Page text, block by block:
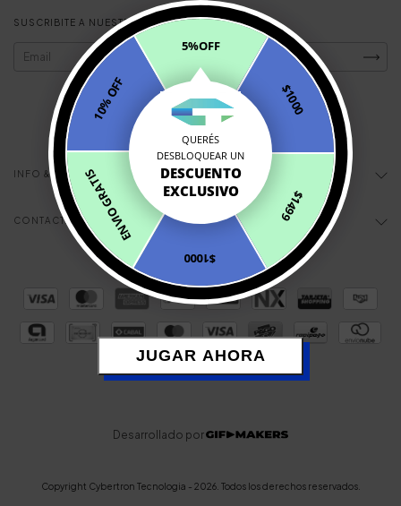
SUSCRIBITE A NUESTRO NEWSLETTER
INFO & AYUDA
CONTACTÁNOS
Desarrollado por
Copyright Cybertron Tecnologia - 2026. Todos los derechos reservados.
QUERÉS
DESBLOQUEAR UN
DESCUENTO
EXCLUSIVO
5%OFF
$1000
$1499
$1000
ENVIO GRATIS
10% OFF
JUGAR AHORA